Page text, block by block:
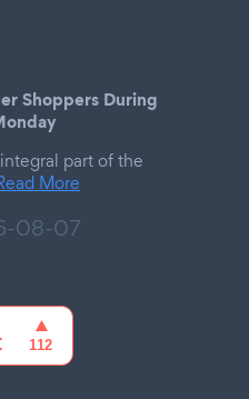
Shoppers During
part of the
More
08-07